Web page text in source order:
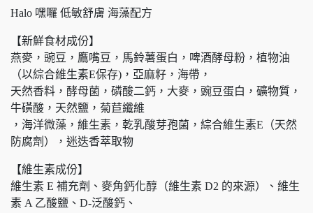
Halo 嘿囉 低敏舒膚 海藻配方
【新鮮食材成份】
燕麥，豌豆，鷹嘴豆，馬鈴薯蛋白，啤酒酵母粉，植物油
（以綜合維生素E保存)，亞麻籽，海帶，
天然香料，酵母菌，磷酸二鈣，大麥，豌豆蛋白，礦物質，
牛磺酸，天然鹽，菊苣纖維
，海洋微藻，維生素，乾乳酸芽孢菌，綜合維生素E（天然
防腐劑），迷迭香萃取物
【維生素成份】
維生素 E 補充劑、麥角鈣化醇（維生素 D2 的來源）、維生
素 A 乙酸鹽、D-泛酸鈣、